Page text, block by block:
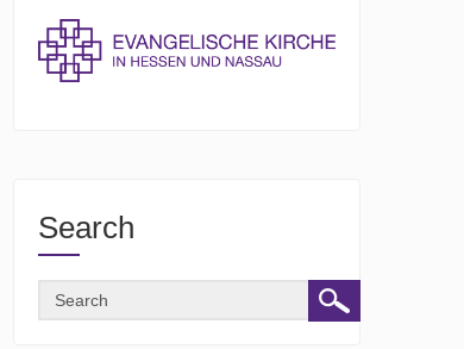
Search